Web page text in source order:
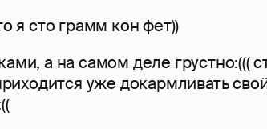
я сто грамм кон фет))
а на самом деле грустно:(((
уже докармливать